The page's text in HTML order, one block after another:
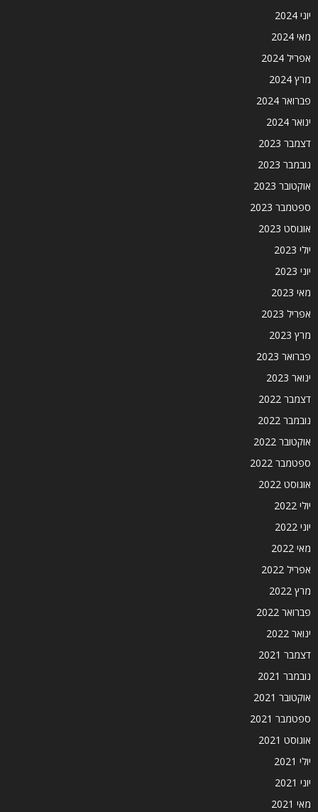
יוני 2024
מאי 2024
אפריל 2024
מרץ 2024
פברואר 2024
ינואר 2024
דצמבר 2023
נובמבר 2023
אוקטובר 2023
ספטמבר 2023
אוגוסט 2023
יולי 2023
יוני 2023
מאי 2023
אפריל 2023
מרץ 2023
פברואר 2023
ינואר 2023
דצמבר 2022
נובמבר 2022
אוקטובר 2022
ספטמבר 2022
אוגוסט 2022
יולי 2022
יוני 2022
מאי 2022
אפריל 2022
מרץ 2022
פברואר 2022
ינואר 2022
דצמבר 2021
נובמבר 2021
אוקטובר 2021
ספטמבר 2021
אוגוסט 2021
יולי 2021
יוני 2021
מאי 2021